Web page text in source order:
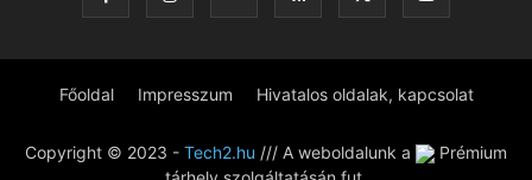
Főoldal Impresszum Hivatalos oldalak, kapcsolat
Copyright © 2023 - Tech2.hu /// A weboldalunk a
Prémium